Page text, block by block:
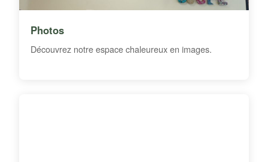
Photos
Découvrez notre espace chaleureux en images.